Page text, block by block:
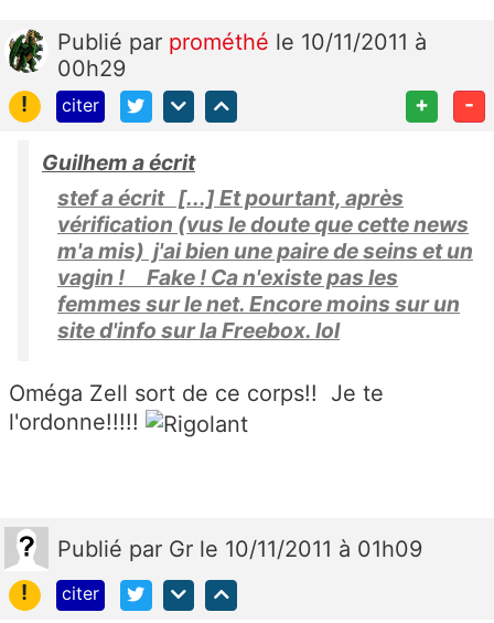
Publié par prométhé le 10/11/2011 à
00h29
!
citer + -
Guilhem a écrit
stef a écrit [...] Et pourtant, après
vérification (vus le doute que cette news
m'a mis) j'ai bien une paire de seins et un
vagin ! Fake ! Ca n'existe pas les
femmes sur le net. Encore moins sur un
site d'info sur la Freebox. lol
Oméga Zell sort de ce corps!! Je te
l'ordonne!!!!!
Publié par Gr le 10/11/2011 à 01h09
!
citer